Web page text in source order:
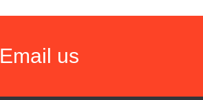
Email us